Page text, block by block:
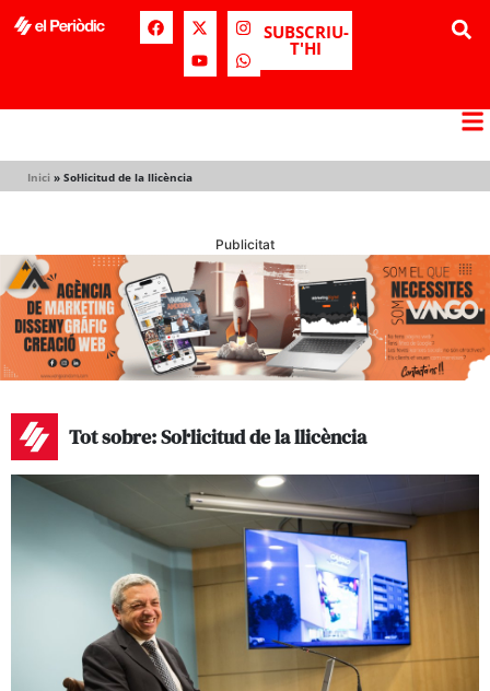
SUBSCRIU-
T'HI
Inici » Sol·licitud de la llicència
Publicitat
Tot sobre: Sol·licitud de la llicència